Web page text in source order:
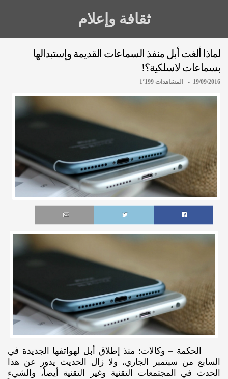
ثقافة وإعلام
لماذا ألغت أبل منفذ السماعات القديمة وإستبدالها
بسماعات لاسلكية؟!
19/09/2016 - المشاهدات 1٬199
الحكمة – وكالات: منذ إطلاق أبل لهواتفها الجديدة في
السابع من سبتمبر الجاري، ولا زال الحديث يدور عن هذا
الحدث في المجتمعات التقنية وغير التقنية أيضاً، والشيء